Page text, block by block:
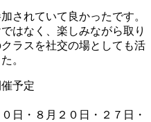
されていて良かったです。
はなく、楽しみながら取り
ラスを社交の場としても活
。
予定
日・８月２０日・２７日・